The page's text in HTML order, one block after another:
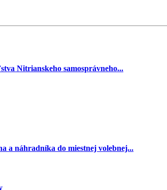
Nitrianskeho samosprávneho...
a náhradníka do miestnej volebnej...